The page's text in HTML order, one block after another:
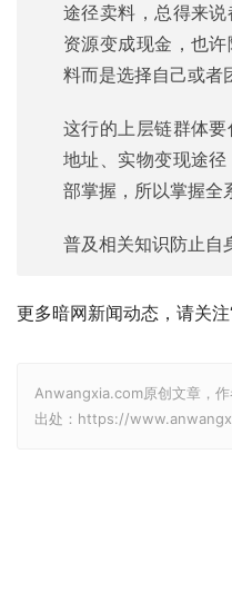
途径卖料，总得来
资源变成现金，也
料而是选择自己或者
这行的上层链群体
地址、实物变现途
部掌握，所以掌握全
普及相关知识防止自
更多暗网新闻动态，请关注
Anwangxia.com原创文章，
出处：https://